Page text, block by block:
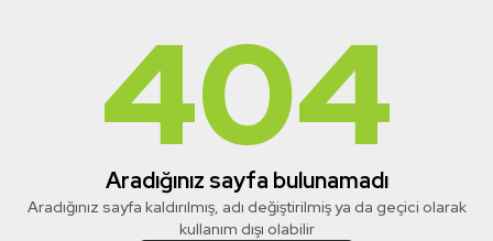
404
Aradığınız sayfa bulunamadı
Aradığınız sayfa kaldırılmış, adı değiştirilmiş ya da geçici olarak
kullanım dışı olabilir